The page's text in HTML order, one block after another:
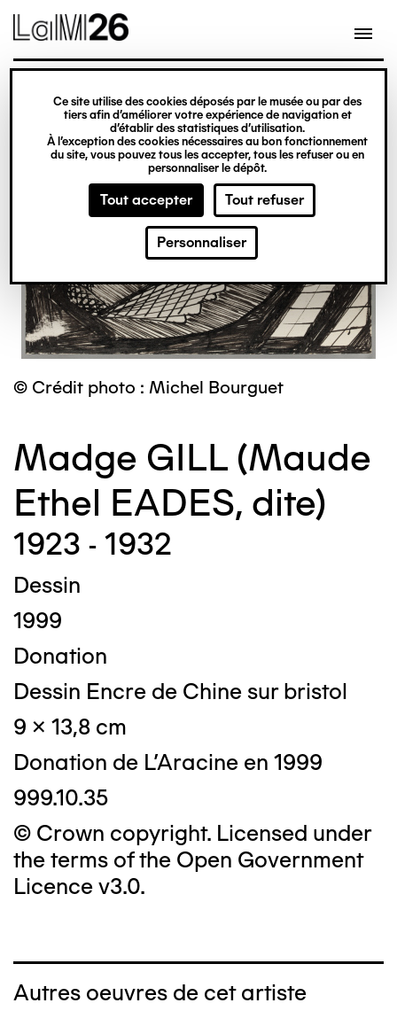
Gestion des cookies
Ce site utilise des cookies déposés par le musée ou par des
tiers afin d’améliorer votre expérience de navigation et
d’établir des statistiques d’utilisation.
À l’exception des cookies nécessaires au bon fonctionnement
du site, vous pouvez tous les accepter, tous les refuser ou en
personnaliser le dépôt.
Tout accepter Tout refuser
Personnaliser
contenu
© Crédit photo : Michel Bourguet
Madge GILL (Maude
Ethel EADES, dite)
1923 - 1932
Dessin
1999
Donation
Dessin Encre de Chine sur bristol
9 x 13,8 cm
Donation de L'Aracine en 1999
999.10.35
© Crown copyright. Licensed under
the terms of the Open Government
Licence v3.0.
Autres oeuvres de cet artiste